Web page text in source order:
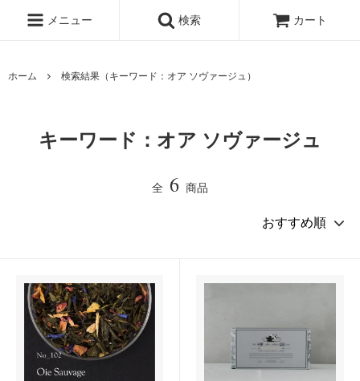
メニュー 検索 カート
ホーム 検索結果（キーワード：オア ソヴァージュ）
キーワード：オア ソヴァージュ
全 6 商品